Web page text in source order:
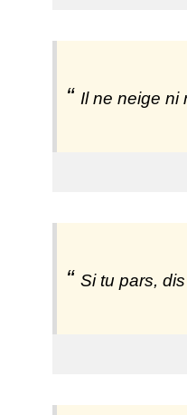
Il ne neige ni
Si tu pars,